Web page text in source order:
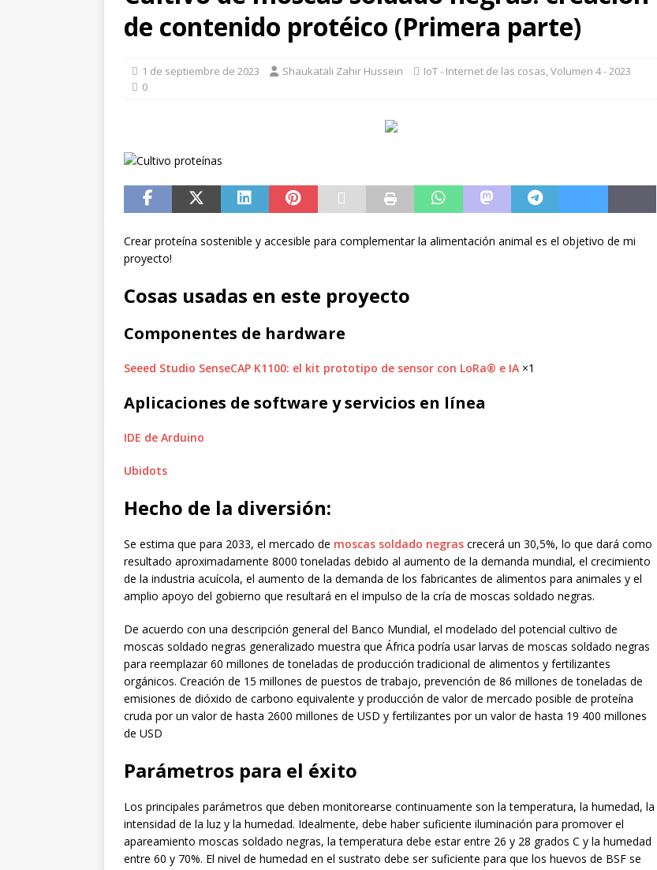
[ 1 de julio de 2026 ]
Robo de identidad digital a personas en situación de calle
LA TECNOLOGÍA
[ 1 de julio de 2026 ] TECNOLOGIA HUMANIZADA – Revista Número 3, 2026
VOLUMEN 3 -
de contenido protéico (Primera parte)
1 de septiembre de 2023 Shaukatali Zahir Hussein IoT - Internet de las cosas,Volumen 4 - 2023
0
Crear proteína sostenible y accesible para complementar la alimentación animal es el objetivo de mi
proyecto!
Cosas usadas en este proyecto
Componentes de hardware
Seeed Studio SenseCAP K1100: el kit prototipo de sensor con LoRa® e IA ×1
Aplicaciones de software y servicios en línea
IDE de Arduino
Ubidots
Hecho de la diversión:
Se estima que para 2033, el mercado de moscas soldado negras crecerá un 30,5%, lo que dará como
resultado aproximadamente 8000 toneladas debido al aumento de la demanda mundial, el crecimiento
de la industria acuícola, el aumento de la demanda de los fabricantes de alimentos para animales y el
amplio apoyo del gobierno que resultará en el impulso de la cría de moscas soldado negras.
De acuerdo con una descripción general del Banco Mundial, el modelado del potencial cultivo de
moscas soldado negras generalizado muestra que África podría usar larvas de moscas soldado negras
para reemplazar 60 millones de toneladas de producción tradicional de alimentos y fertilizantes
orgánicos. Creación de 15 millones de puestos de trabajo, prevención de 86 millones de toneladas de
emisiones de dióxido de carbono equivalente y producción de valor de mercado posible de proteína
cruda por un valor de hasta 2600 millones de USD y fertilizantes por un valor de hasta 19 400 millones
de USD
Parámetros para el éxito
Los principales parámetros que deben monitorearse continuamente son la temperatura, la humedad, la
intensidad de la luz y la humedad. Idealmente, debe haber suficiente iluminación para promover el
apareamiento moscas soldado negras, la temperatura debe estar entre 26 y 28 grados C y la humedad
entre 60 y 70%. El nivel de humedad en el sustrato debe ser suficiente para que los huevos de BSF se